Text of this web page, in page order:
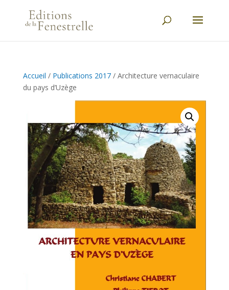
Accueil / Publications 2017/ Architecture vernaculaire
du pays d’Uzège